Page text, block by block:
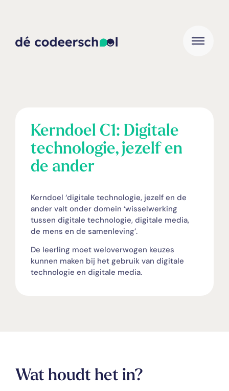
Kerndoel C1: Digitale
technologie, jezelf en
de ander
Kerndoel ‘digitale technologie, jezelf en de
ander valt onder domein ‘wisselwerking
tussen digitale technologie, digitale media,
de mens en de samenleving’.
De leerling moet weloverwogen keuzes
kunnen maken bij het gebruik van digitale
technologie en digitale media.
Wat houdt het in?